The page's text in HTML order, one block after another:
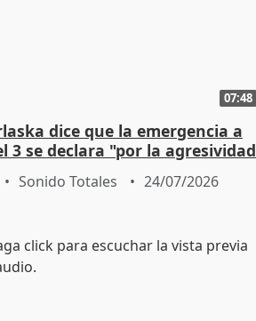
07:48
dice que la emergencia a
3 se declara "por la agresividad
incendios"
Sonido Totales 24/07/2026